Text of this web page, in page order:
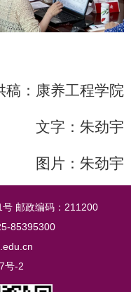
稿：康养工程学院
文字：朱劲宇
朱劲宇
邮政编码：211200
85395300
号-2